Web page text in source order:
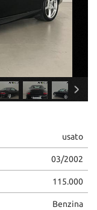
×
usato
03/2002
115.000
Benzina